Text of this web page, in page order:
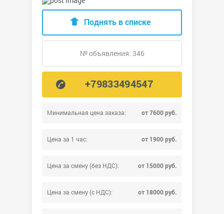
Минимальная цена заказа: от 7600 руб.
Цена за 1 час: от 1900 руб.
Цена за смену (без НДС): от 15000 руб.
Цена за смену (с НДС): от 18000 руб.
Поднять в списке
№ объявления: 346
+79833494547